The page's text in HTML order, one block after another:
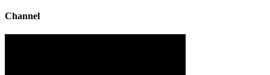
Channel